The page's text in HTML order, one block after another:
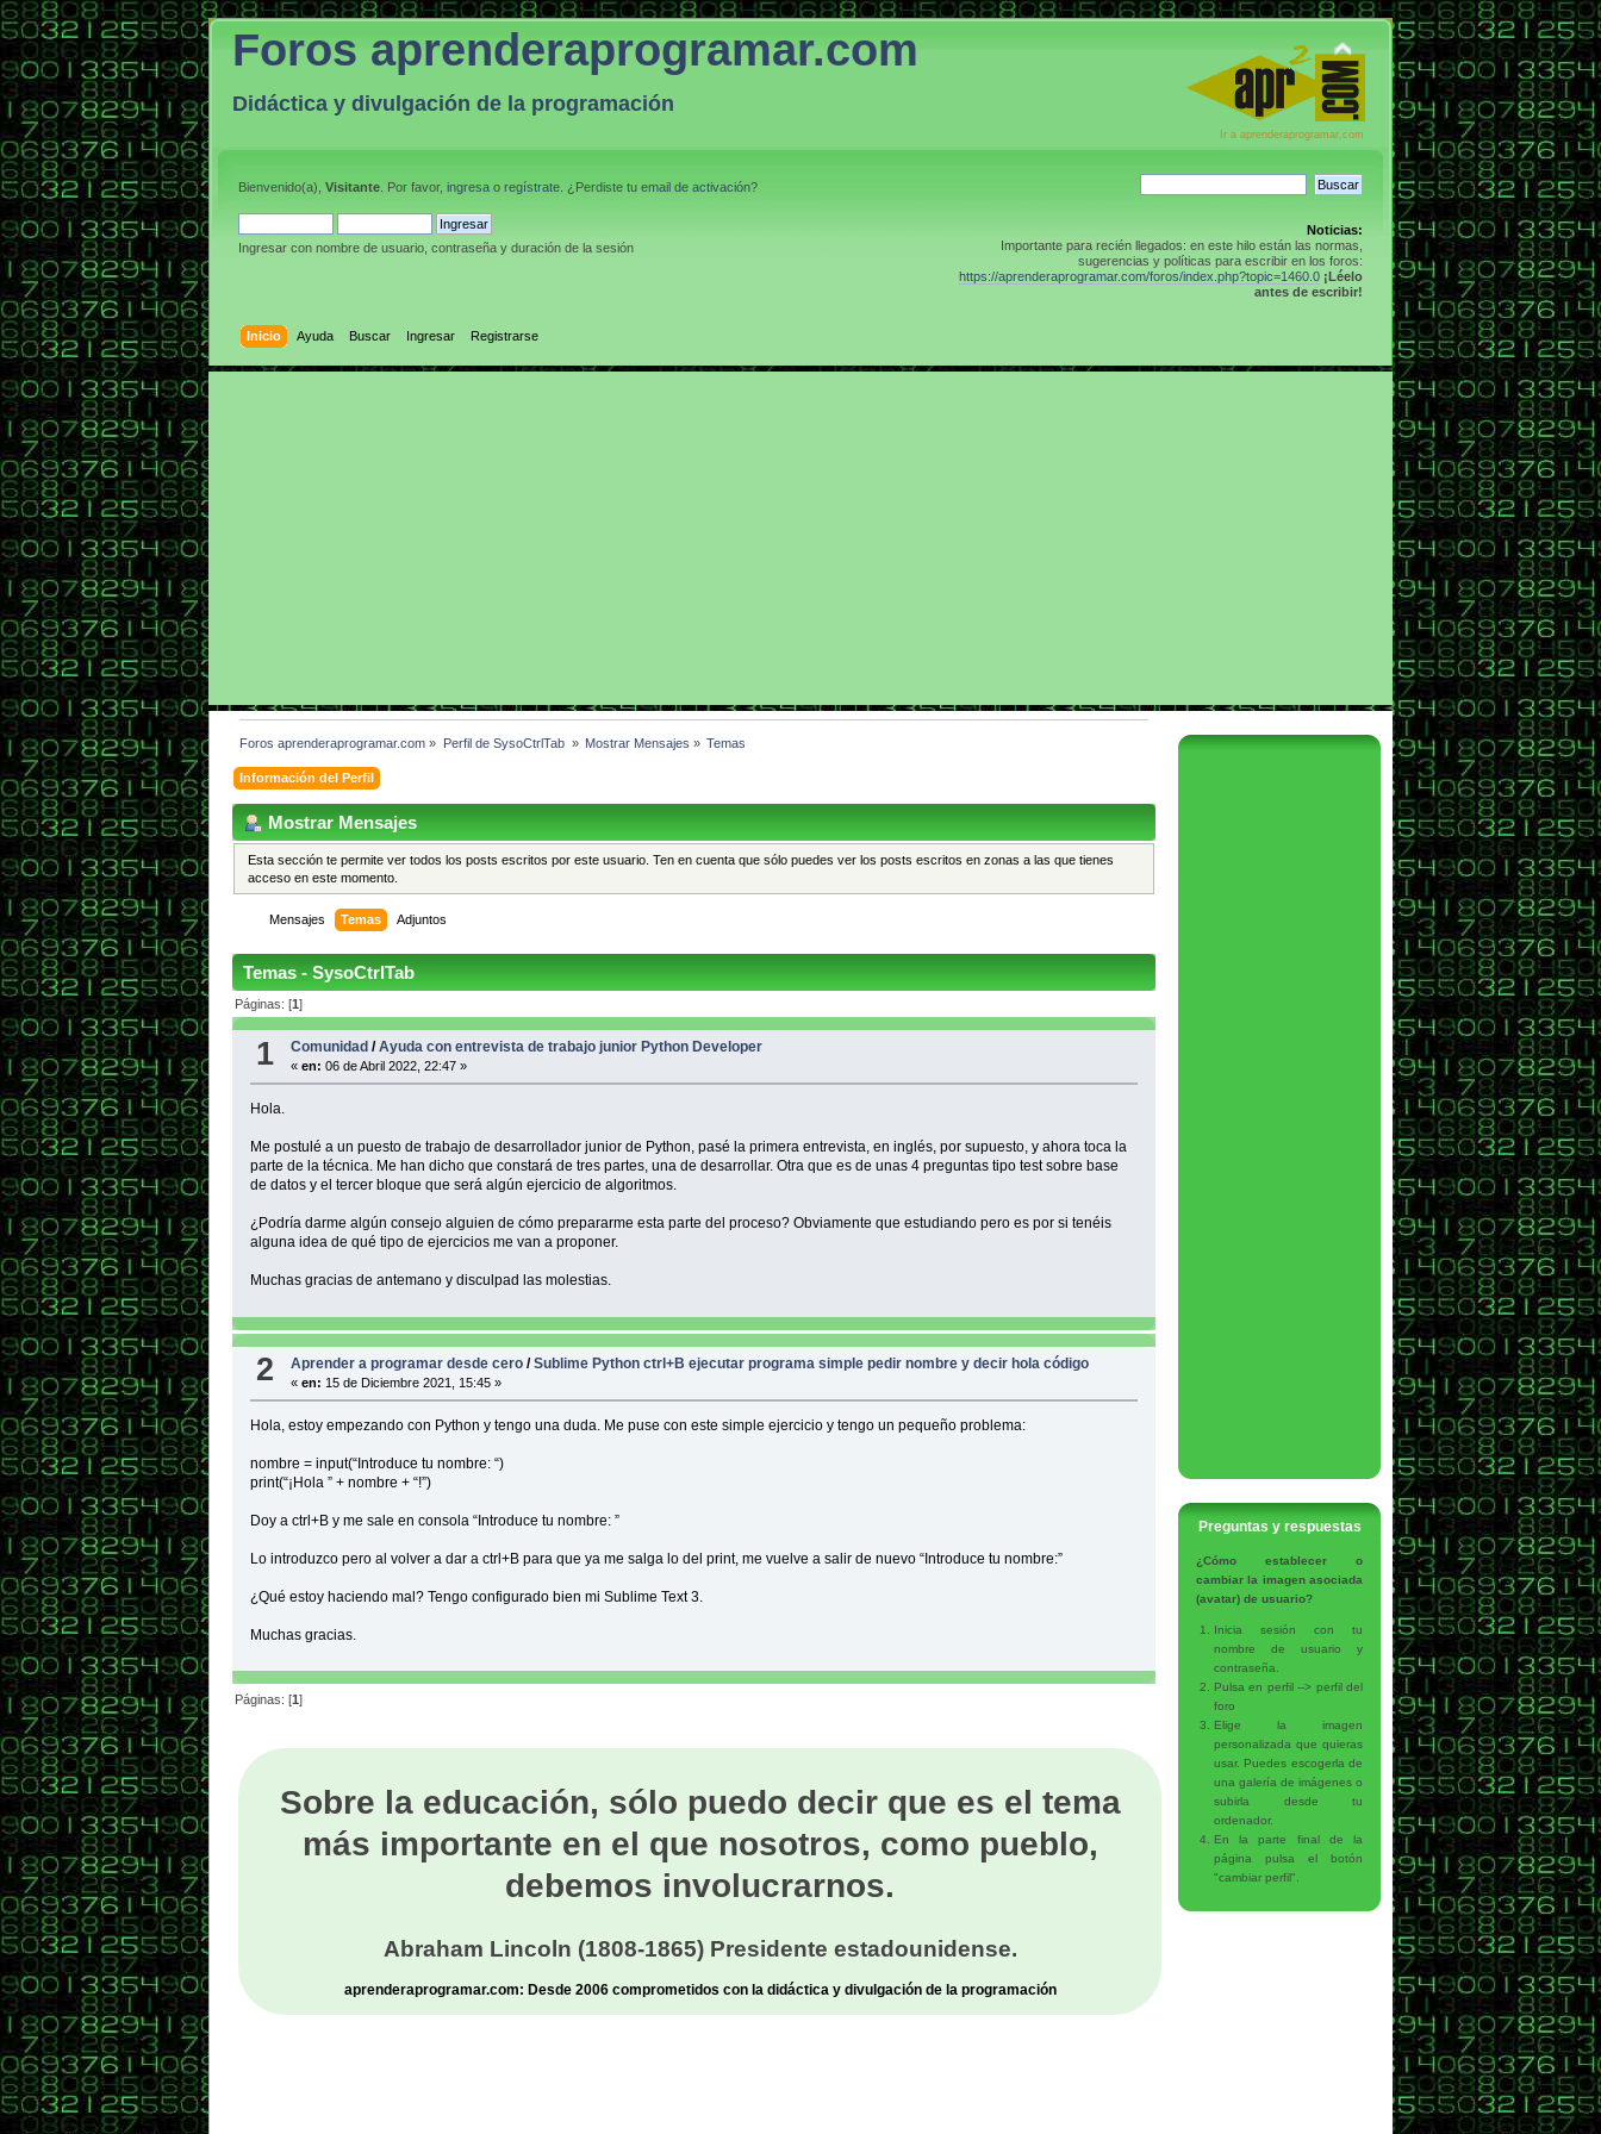
Foros aprenderaprogramar.com
Didáctica y divulgación de la programación
Ir a aprenderaprogramar.com
Bienvenido(a), Visitante . Por favor, ingresa o regístrate . ¿Perdiste tu email de activación?
Ingresar con nombre de usuario, contraseña y duración de la sesión
Noticias:
Importante para recién llegados: en este hilo están las normas,
sugerencias y políticas para escribir en los foros:
https://aprenderaprogramar.com/foros/index.php?topic=1460.0 ¡Léelo
antes de escribir!
Inicio Ayuda Buscar Ingresar Registrarse
Foros aprenderaprogramar.com » Perfil de SysoCtrlTab » Mostrar Mensajes » Temas
Información del Perfil
Mostrar Mensajes
Esta sección te permite ver todos los posts escritos por este usuario. Ten en cuenta que sólo puedes ver los posts escritos en zonas a las que tienes
acceso en este momento.
Mensajes Temas Adjuntos
Temas - SysoCtrlTab
Páginas: [1]
1 Comunidad /Ayuda con entrevista de trabajo junior Python Developer
«en: 06 de Abril 2022, 22:47 »
Hola.
Me postulé a un puesto de trabajo de desarrollador junior de Python, pasé la primera entrevista, en inglés, por supuesto, y ahora toca la
parte de la técnica. Me han dicho que constará de tres partes, una de desarrollar. Otra que es de unas 4 preguntas tipo test sobre base
de datos y el tercer bloque que será algún ejercicio de algoritmos.
¿Podría darme algún consejo alguien de cómo prepararme esta parte del proceso? Obviamente que estudiando pero es por si tenéis
alguna idea de qué tipo de ejercicios me van a proponer.
Muchas gracias de antemano y disculpad las molestias.
2 Aprender a programar desde cero /Sublime Python ctrl+B ejecutar programa simple pedir nombre y decir hola código
«en: 15 de Diciembre 2021, 15:45 »
Hola, estoy empezando con Python y tengo una duda. Me puse con este simple ejercicio y tengo un pequeño problema:
nombre = input(“Introduce tu nombre: “)
print(“¡Hola ” + nombre + “!”)
Doy a ctrl+B y me sale en consola “Introduce tu nombre: ”
Lo introduzco pero al volver a dar a ctrl+B para que ya me salga lo del print, me vuelve a salir de nuevo “Introduce tu nombre:”
¿Qué estoy haciendo mal? Tengo configurado bien mi Sublime Text 3.
Muchas gracias.
Páginas: [1]
Sobre la educación, sólo puedo decir que es el tema
más importante en el que nosotros, como pueblo,
debemos involucrarnos.
Abraham Lincoln (1808-1865) Presidente estadounidense.
aprenderaprogramar.com: Desde 2006 comprometidos con la didáctica y divulgación de la programación
Preguntas y respuestas
¿Cómo establecer o
cambiar la imagen asociada
(avatar) de usuario?
Inicia sesión con tu
nombre de usuario y
contraseña.
Pulsa en perfil --> perfil del
foro
Elige la imagen
personalizada que quieras
usar. Puedes escogerla de
una galería de imágenes o
subirla desde tu
ordenador.
En la parte final de la
página pulsa el botón
"cambiar perfil".